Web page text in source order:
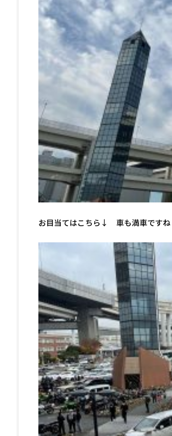
お目当てはこちら↓ 車も満車ですね